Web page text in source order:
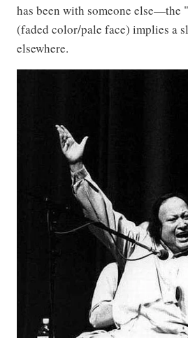
has been with someone else—the
(faded color/pale face) implies a
elsewhere.